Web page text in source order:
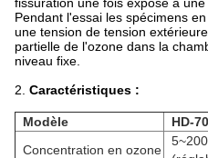
Pendant l'essai les spécimens
une tension de tension
partielle de l'ozone dans la
niveau fixe.
2. Caractéristiques :
Modèle
HD-
Concentration en ozone